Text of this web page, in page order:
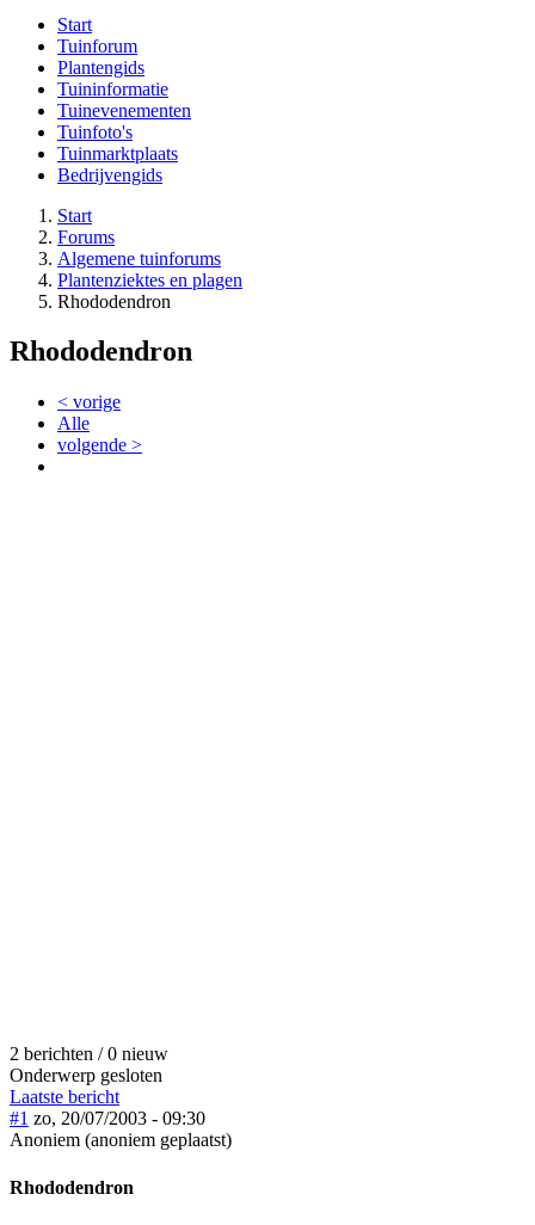
Start
Tuinforum
Plantengids
Tuininformatie
Tuinevenementen
Tuinfoto's
Tuinmarktplaats
Bedrijvengids
Start
Forums
Algemene tuinforums
Plantenziektes en plagen
Rhododendron
Rhododendron
< vorige
Alle
volgende >
2 berichten / 0 nieuw
Onderwerp gesloten
Laatste bericht
#1 zo, 20/07/2003 - 09:30
Anoniem (anoniem geplaatst)
Rhododendron